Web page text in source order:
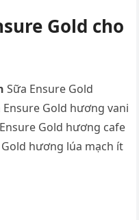
Gold cho
Sữa Ensure Gold
Gold hương vani
Gold hương cafe
hương lúa mạch ít